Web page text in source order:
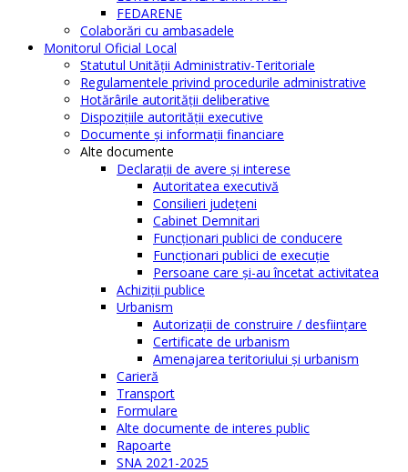
FEDARENE
Colaborări cu ambasadele
Monitorul Oficial Local
Statutul Unităţii Administrativ-Teritoriale
Regulamentele privind procedurile administrative
Hotărârile autorităţii deliberative
Dispoziţiile autorităţii executive
Documente şi informaţii financiare
Alte documente
Declaraţii de avere şi interese
Autoritatea executivă
Consilieri judeţeni
Cabinet Demnitari
Funcţionari publici de conducere
Funcționari publici de execuție
Persoane care şi-au încetat activitatea
Achiziţii publice
Urbanism
Autorizații de construire / desființare
Certificate de urbanism
Amenajarea teritoriului şi urbanism
Carieră
Transport
Formulare
Alte documente de interes public
Rapoarte
SNA 2021-2025